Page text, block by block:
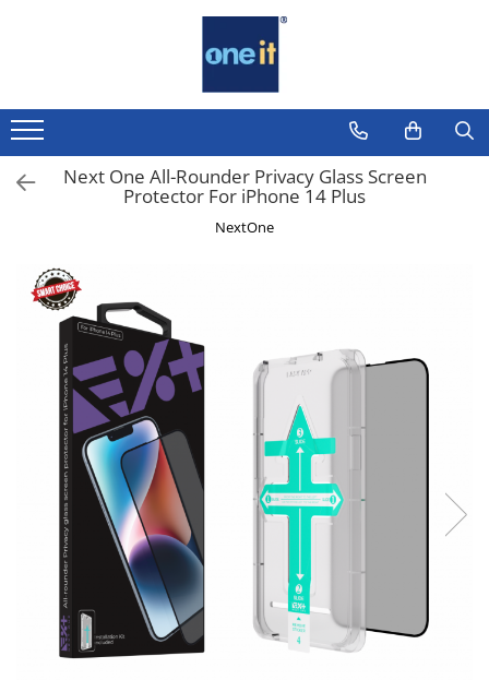
Laptop, Tablete & Telefoane
Laptop / Notebook
Notebook Consumer
Componente Laptop
Tablete & accesorii
Telefoane & accesorii
Smart Watch
Apple AirTag
Inele Smart
Ochelari Smart
Smartphone IPhone
Sisteme PC & Periferice
Sisteme Desktop & Monitoare
PC NUC
Next One All-Rounder Privacy Glass Screen
Protector For iPhone 14 Plus
NextOne